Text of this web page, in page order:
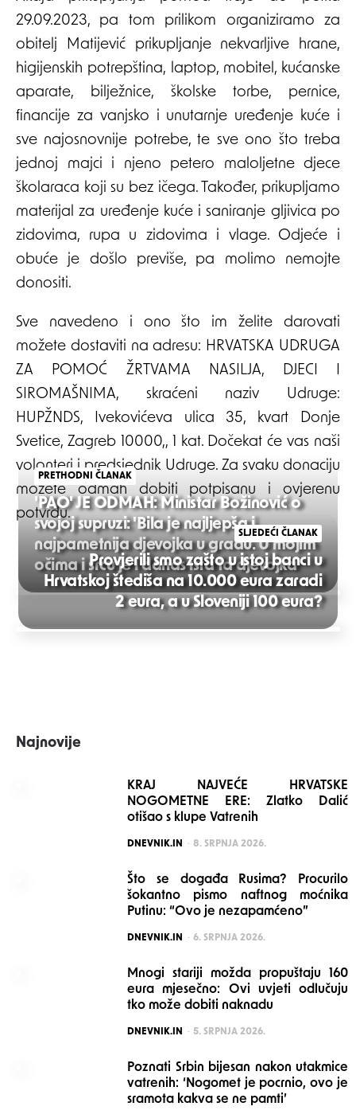
29.09.2023, pa tom prilikom organiziramo za
obitelj Matijević prikupljanje nekvarljive hrane,
higijenskih potrepština, laptop, mobitel, kućanske
aparate, bilježnice, školske torbe, pernice,
financije za vanjsko i unutarnje uređenje kuće i
sve najosnovnije potrebe, te sve ono što treba
jednoj majci i njeno petero maloljetne djece
školaraca koji su bez ičega. Također, prikupljamo
materijal za uređenje kuće i saniranje gljivica po
zidovima, rupa u zidovima i vlage. Odjeće i
obuće je došlo previše, pa molimo nemojte
donositi.
Sve navedeno i ono što im želite darovati
možete dostaviti na adresu: HRVATSKA UDRUGA
ZA POMOĆ ŽRTVAMA NASILJA, DJECI I
SIROMAŠNIMA, skraćeni naziv Udruge:
HUPŽNDS, Ivekovićeva ulica 35, kvart Donje
Svetice, Zagreb 10000,, 1 kat. Dočekat će vas naši
volonteri i predsjednik Udruge. Za svaku donaciju
možete odmah dobiti potpisanu i ovjerenu
potvrdu.
Post
navigation
PRETHODNI ČLANAK
'PAO' JE ODMAH: Ministar Božinović o
svojoj supruzi: 'Bila je najljepša i
najpametnija djevojka u gradu. U mojim
očima i srcu je i danas ista ta djevojka'
SLJEDEĆI ČLANAK
Provjerili smo zašto u istoj banci u
Hrvatskoj štediša na 10.000 eura zaradi
2 eura, a u Sloveniji 100 eura?
Najnovije
KRAJ NAJVEĆE HRVATSKE
NOGOMETNE ERE: Zlatko Dalić
otišao s klupe Vatrenih
POSTED
DNEVNIK.IN 8. SRPNJA 2026.
Što se događa Rusima? Procurilo
šokantno pismo naftnog moćnika
Putinu: “Ovo je nezapamćeno”
POSTED
DNEVNIK.IN 6. SRPNJA 2026.
Mnogi stariji možda propuštaju 160
eura mjesečno: Ovi uvjeti odlučuju
tko može dobiti naknadu
POSTED
DNEVNIK.IN 5. SRPNJA 2026.
Poznati Srbin bijesan nakon utakmice
vatrenih: ‘Nogomet je pocrnio, ovo je
sramota kakva se ne pamti’